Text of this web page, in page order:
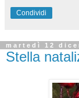
Condividi
martedì 12
Stella